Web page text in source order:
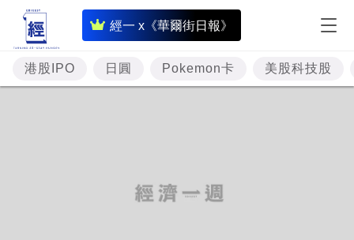
經一 x《華爾街日報》
即
時
財
經
港股IPO 日圓 Pokemon卡 美股科技股